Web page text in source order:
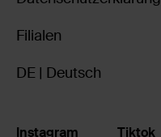
Filialen
DE | Deutsch
Instagram Tiktok